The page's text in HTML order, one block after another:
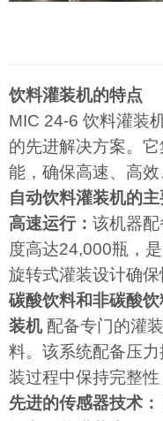
饮料灌装机的特点
MIC 24-6 饮料灌装
的先进解决方案。
能，确保高速、高效
自动饮料灌装机的
高速运行： 该机器
度高达24,000瓶，
旋转式灌装设计确保
碳酸饮料和非碳酸饮
装机配备专门的灌
料。该系统配备压
装过程中保持完整性
先进的传感器技术：